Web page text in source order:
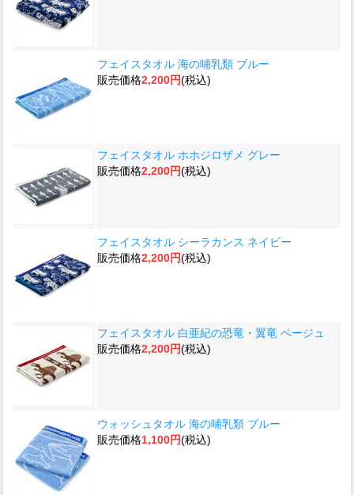
フェイスタオル 海の哺乳類 ブルー
販売価格2,200円(税込)
フェイスタオル ホホジロザメ グレー
販売価格2,200円(税込)
フェイスタオル シーラカンス ネイビー
販売価格2,200円(税込)
フェイスタオル 白亜紀の恐竜・翼竜 ベージュ
販売価格2,200円(税込)
ウォッシュタオル 海の哺乳類 ブルー
販売価格1,100円(税込)